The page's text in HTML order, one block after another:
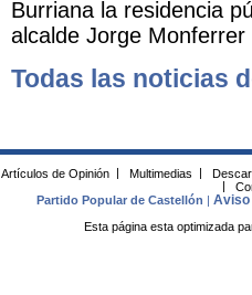
Burriana la residencia
alcalde Jorge Monferrer
Todas las noticias
Artículos de Opinión Multimedias
Partido Popular de Castellón
|Aviso
Esta página esta optimizada